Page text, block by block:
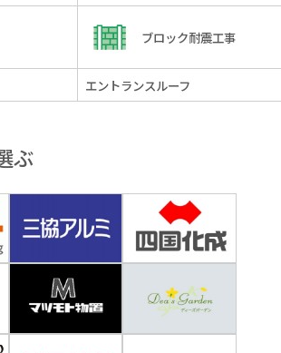
ブロック耐震工事
エントランスルーフ
ぶ